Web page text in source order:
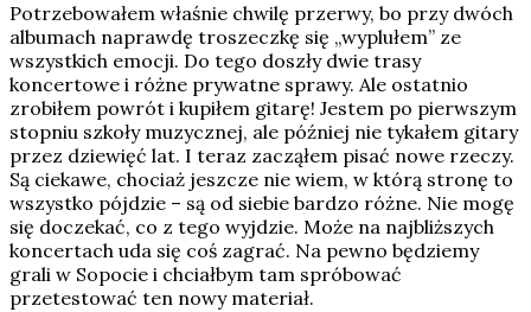
Potrzebowałem właśnie chwilę przerwy, bo przy dwóch
albumach naprawdę troszeczkę się „wyplułem” ze
wszystkich emocji. Do tego doszły dwie trasy
koncertowe i różne prywatne sprawy. Ale ostatnio
zrobiłem powrót i kupiłem gitarę! Jestem po pierwszym
stopniu szkoły muzycznej, ale później nie tykałem gitary
przez dziewięć lat. I teraz zacząłem pisać nowe rzeczy.
Są ciekawe, chociaż jeszcze nie wiem, w którą stronę to
wszystko pójdzie – są od siebie bardzo różne. Nie mogę
się doczekać, co z tego wyjdzie. Może na najbliższych
koncertach uda się coś zagrać. Na pewno będziemy
grali w Sopocie i chciałbym tam spróbować
przetestować ten nowy materiał.